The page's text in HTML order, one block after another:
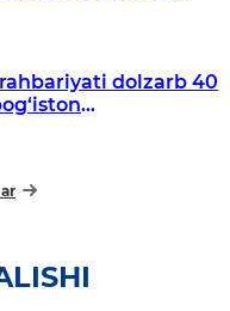
dolzarb 40